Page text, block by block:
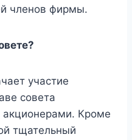
членов фирмы.
участие
совета
акционерами. Кроме
тщательный